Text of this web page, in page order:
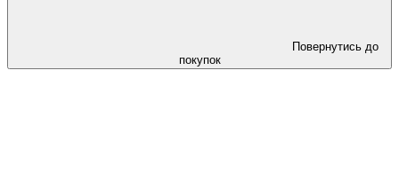
Повернутись до
покупок